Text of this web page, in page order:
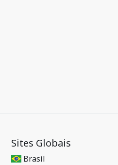
Sites Globais
Brasil